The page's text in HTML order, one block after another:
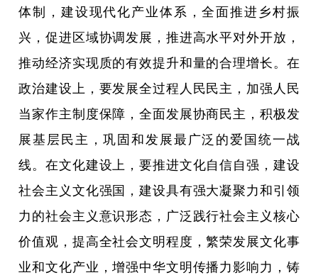
体制，建设现代化产业体系，全面推进乡村振
兴，促进区域协调发展，推进高水平对外开放，
推动经济实现质的有效提升和量的合理增长。在
政治建设上，要发展全过程人民民主，加强人民
当家作主制度保障，全面发展协商民主，积极发
展基层民主，巩固和发展最广泛的爱国统一战
线。在文化建设上，要推进文化自信自强，建设
社会主义文化强国，建设具有强大凝聚力和引领
力的社会主义意识形态，广泛践行社会主义核心
价值观，提高全社会文明程度，繁荣发展文化事
业和文化产业，增强中华文明传播力影响力，铸